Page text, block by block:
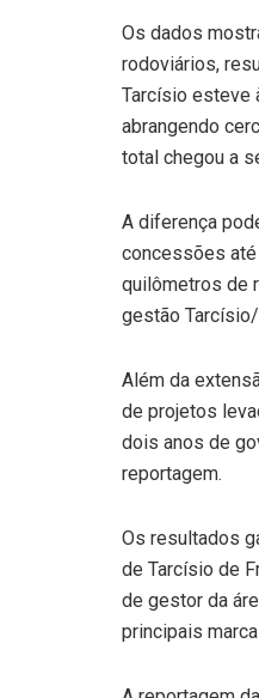
Os dados
rodoviários,
Tarcísio esteve
abrangendo
total chegou a
A diferença
concessões até
quilômetros de
gestão
Além da
de projetos
dois anos de
reportagem.
Os resultados
de Tarcísio de
de gestor da
principais